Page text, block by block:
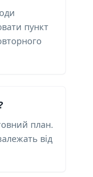
пункт
план.
від